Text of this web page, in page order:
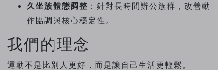
久坐族體態調整 ：針對長時間辦公族群，改善動
作協調與核心穩定性。
我們的理念
運動不是比別人更好，而是讓自己生活更輕鬆。